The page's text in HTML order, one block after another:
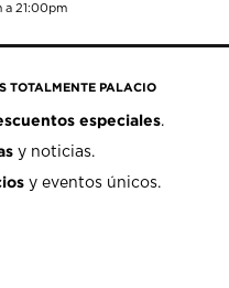
a 21:00pm
TOTALMENTE PALACIO
especiales.
y noticias.
y eventos únicos.